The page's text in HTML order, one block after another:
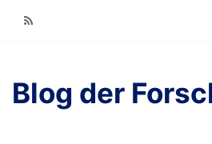
Blog der